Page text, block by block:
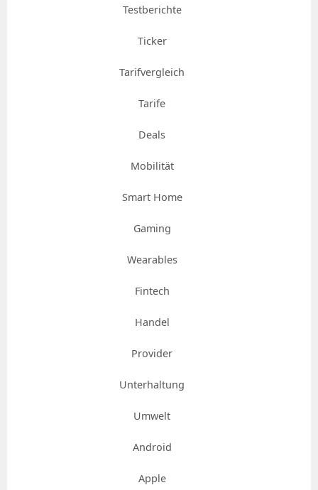
Testberichte
Ticker
Tarifvergleich
Tarife
Deals
Mobilität
Smart Home
Gaming
Wearables
Fintech
Handel
Provider
Unterhaltung
Umwelt
Android
Apple